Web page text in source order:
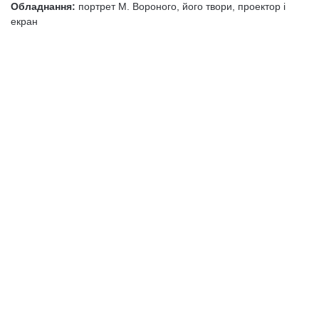
Обладнання: портрет М. Вороного, його твори, проектор і
екран